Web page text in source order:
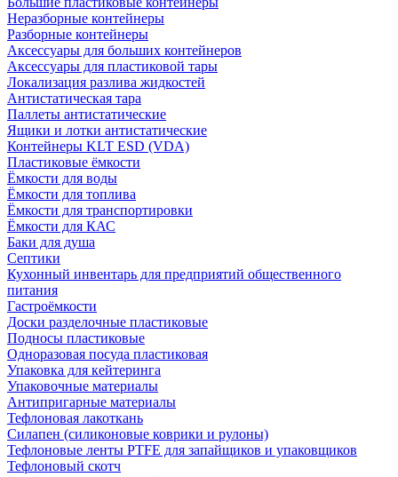
Неразборные контейнеры
Разборные контейнеры
Аксессуары для больших контейнеров
Аксессуары для пластиковой тары
Локализация разлива жидкостей
Антистатическая тара
Паллеты антистатические
Ящики и лотки антистатические
Контейнеры KLT ESD (VDA)
Пластиковые ёмкости
Ёмкости для воды
Ёмкости для топлива
Ёмкости для транспортировки
Ёмкости для КАС
Баки для душа
Септики
Кухонный инвентарь для предприятий общественного
питания
Гастроёмкости
Доски разделочные пластиковые
Подносы пластиковые
Одноразовая посуда пластиковая
Упаковка для кейтеринга
Упаковочные материалы
Антипригарные материалы
Тефлоновая лакоткань
Силапен (силиконовые коврики и рулоны)
Тефлоновые ленты PTFE для запайщиков и упаковщиков
Тефлоновый скотч